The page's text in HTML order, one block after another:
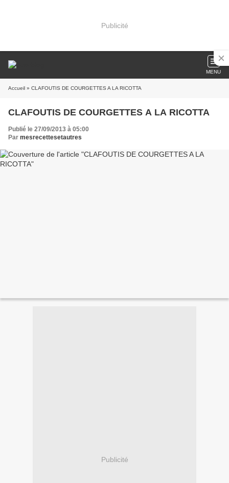
Publicité
MENU
Accueil » CLAFOUTIS DE COURGETTES A LA RICOTTA
CLAFOUTIS DE COURGETTES A LA RICOTTA
Publié le 27/09/2013 à 05:00
Par mesrecettesetautres
Publicité